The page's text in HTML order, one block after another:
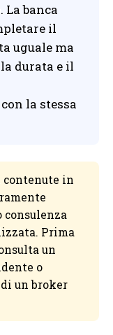
banca
il
uguale ma
durata e il
la stessa
in
Prima
un
o
un broker